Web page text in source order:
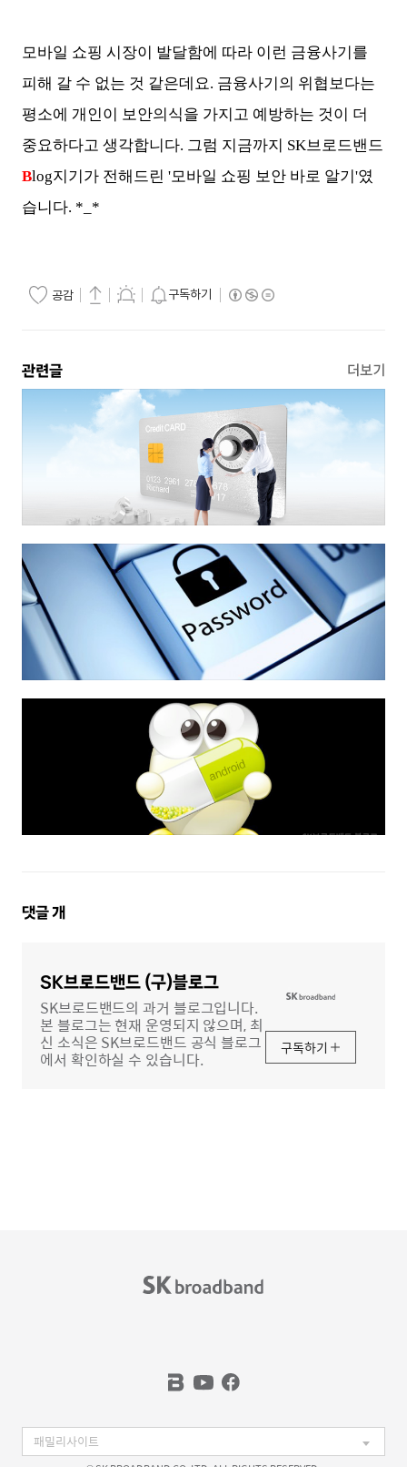
모바일 쇼핑 시장이 발달함에 따라 이런 금융사기를
피해 갈 수 없는 것 같은데요. 금융사기의 위협보다는
평소에 개인이 보안의식을 가지고 예방하는 것이 더
중요하다고 생각합니다. 그럼 지금까지 SK브로드밴드
Blog지기가 전해드린 '모바일 쇼핑 보안 바로 알기'였
습니다. *_*
공감 구독하기
관련글 더보기
댓
댓글개
SK브로드밴드 (구)블로그
SK브로드밴드의 과거 블로그입니다.
본 블로그는 현재 운영되지 않으며, 최
신 소식은 SK브로드밴드 공식 블로그
에서 확인하실 수 있습니다.
구독하기